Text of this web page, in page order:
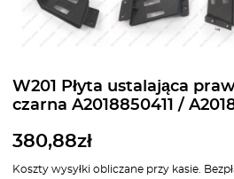
W201 Płyta ustalająca
czarna A2018850411 /
380,88zł
Koszty wysyłki obliczane przy kasie.